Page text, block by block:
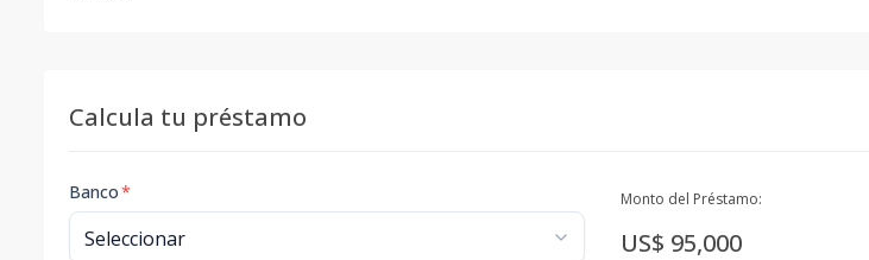
Calcula tu préstamo
Banco* Monto del Préstamo:
US$ 95,000